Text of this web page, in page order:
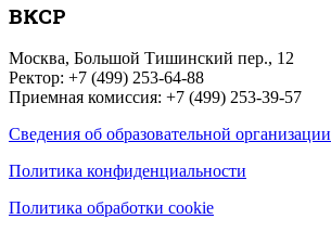
ВКСР
Москва, Большой Тишинский пер., 12
Ректор: +7 (499) 253-64-88
Приемная комиссия: +7 (499) 253-39-57
Сведения об образовательной организации
Политика конфиденциальности
Политика обработки cookie